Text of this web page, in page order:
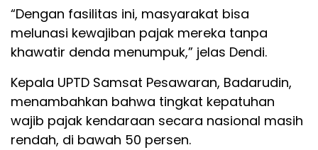
“Dengan fasilitas ini, masyarakat bisa
melunasi kewajiban pajak mereka tanpa
khawatir denda menumpuk,” jelas Dendi.
Kepala UPTD Samsat Pesawaran, Badarudin,
menambahkan bahwa tingkat kepatuhan
wajib pajak kendaraan secara nasional masih
rendah, di bawah 50 persen.